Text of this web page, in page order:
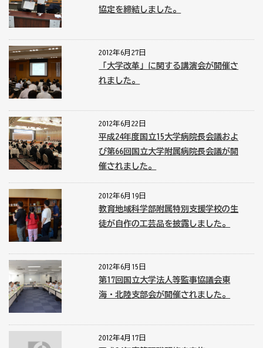
協定を締結しました。
2012年6月27日
「大学改革」に関する講演会が開催さ
れました。
2012年6月22日
平成24年度国立15大学病院長会議およ
び第66回国立大学附属病院長会議が開
催されました。
2012年6月19日
教育地域科学部附属特別支援学校の生
徒が自作の工芸品を披露しました。
2012年6月15日
第17回国立大学法人等監事協議会東
海・北陸支部会が開催されました。
2012年4月17日